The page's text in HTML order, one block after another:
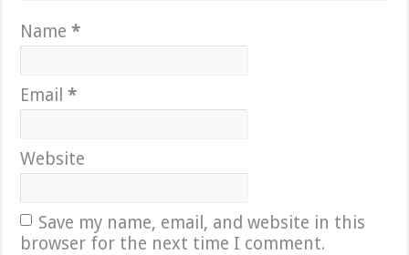
Name*
Email*
Website
Save my name, email, and website in this
browser for the next time I comment.